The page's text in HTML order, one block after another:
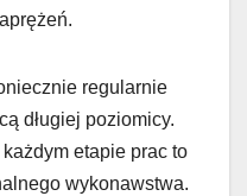
regularnie
długiej poziomicy.
etapie prac to
wykonawstwa.